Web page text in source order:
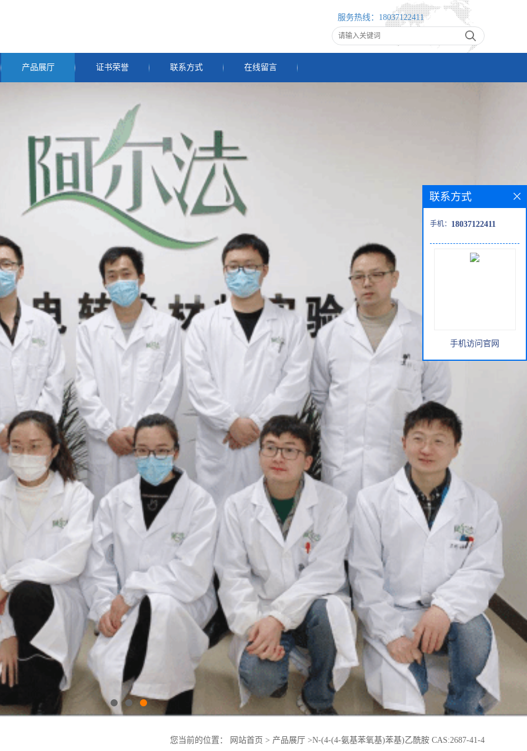
服务热线： 18037122411
产品展厅 证书荣誉 联系方式 在线留言
您当前的位置： 网站首页 > 产品展厅 >N-(4-(4-氨基苯氧基)苯基)乙酰胺 CAS:2687-41-4
联系方式
手机： 18037122411
手机访问官网